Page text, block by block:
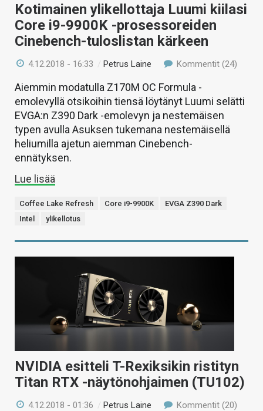
Kotimainen ylikellottaja Luumi kiilasi
Core i9-9900K -prosessoreiden
Cinebench-tuloslistan kärkeen
4.12.2018 - 16:33 /Petrus Laine Kommentit (24)
Aiemmin modatulla Z170M OC Formula -
emolevyllä otsikoihin tiensä löytänyt Luumi selätti
EVGA:n Z390 Dark -emolevyn ja nestemäisen
typen avulla Asuksen tukemana nestemäisellä
heliumilla ajetun aiemman Cinebench-
ennätyksen.
Lue lisää
Coffee Lake Refresh Core i9-9900K
EVGA Z390 Dark
Intel
ylikellotus
NVIDIA esitteli T-Rexiksikin ristityn
Titan RTX -näytönohjaimen (TU102)
4.12.2018 - 01:36 /Petrus Laine Kommentit (20)